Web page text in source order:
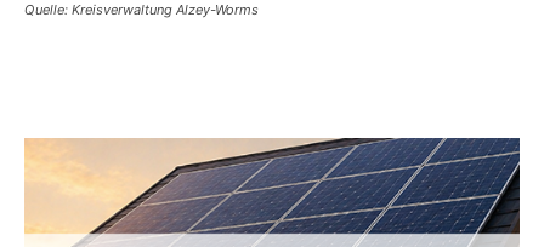
Quelle: Kreisverwaltung Alzey-Worms